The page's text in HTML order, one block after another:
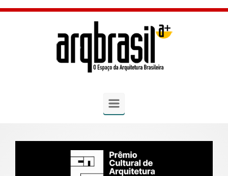
Skip to main content